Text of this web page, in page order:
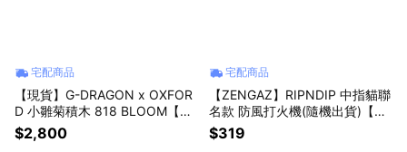
宅配商品
【現貨】G-DRAGON x OXFOR
D 小雛菊積木 818 BLOOM【墊
腳石】GD 聯名限量 積木花盆
$2,800
宅配商品
【ZENGAZ】RIPNDIP 中指貓聯
名款 防風打火機(隨機出貨)【墊
腳石】厭世魂質感聯名 燃燒殆盡
的外星人
$319